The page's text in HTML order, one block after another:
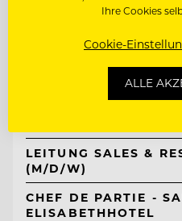
Neuhaus
ElisabethHotel
LEITUNG SALES &
(M/D/W)
CHEF DE PARTIE - SAUCIER IM
ELISABETHHOTEL
Ihre Cookies
Cookie-
ALLE